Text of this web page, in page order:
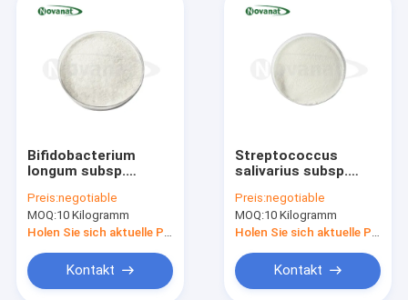
Probiotics-Pulver
Postbiotics-Pulver
Chrysanthemen-Auszug-Pulver
Grüner Tee-Auszug-Pulver
Mönch Fruit Extract Powder
Kräuterauszug-Pulver
Bifidobacterium
longum subsp.
Milliarden KBE/g
Vegan/Allergenfrei/Glutenfrei/Milchfrei
Preis:negotiable
MOQ:10 Kilogramm
Holen Sie sich aktuelle Preis
Kontakt
Streptococcus
salivarius subsp.
400 Milliarden KBE/g
Vegan/Allergenfrei/
Preis:negotiable
MOQ:10 Kilogramm
Holen Sie sich aktuelle Preis
Kontakt